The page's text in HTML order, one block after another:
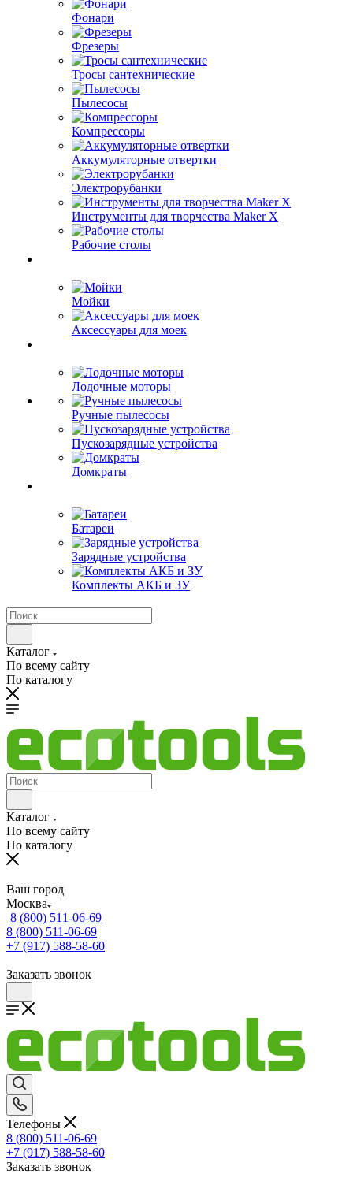
Фонари
Фрезеры
Тросы сантехнические
Пылесосы
Компрессоры
Аккумуляторные отвертки
Электрорубанки
Инструменты для творчества Maker X
Рабочие столы
Мойки
Аксессуары для моек
Лодочные моторы
Ручные пылесосы
Пускозарядные устройства
Домкраты
Батареи
Зарядные устройства
Комплекты АКБ и ЗУ
Каталог
По всему сайту
По каталогу
Каталог
По всему сайту
По каталогу
Ваш город
Москва
8 (800) 511-06-69
8 (800) 511-06-69
+7 (917) 588-58-60
Заказать звонок
Телефоны
8 (800) 511-06-69
+7 (917) 588-58-60
Заказать звонок